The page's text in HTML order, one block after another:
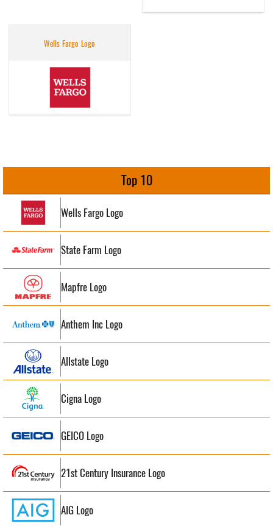
Wells Fargo Logo
Top 10
Wells Fargo Logo
State Farm Logo
Mapfre Logo
Anthem Inc Logo
Allstate Logo
Cigna Logo
GEICO Logo
21st Century Insurance Logo
AIG Logo